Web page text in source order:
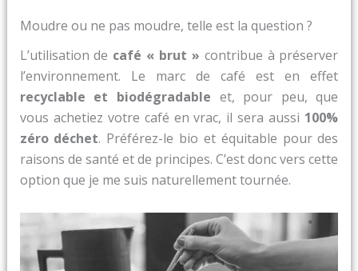
Moudre ou ne pas moudre, telle est la question ?
L’utilisation de café « brut » contribue à préserver
l’environnement. Le marc de café est en effet
recyclable et biodégradable et, pour peu, que
vous achetiez votre café en vrac, il sera aussi 100%
zéro déchet. Préférez-le bio et équitable pour des
raisons de santé et de principes. C’est donc vers cette
option que je me suis naturellement tournée.